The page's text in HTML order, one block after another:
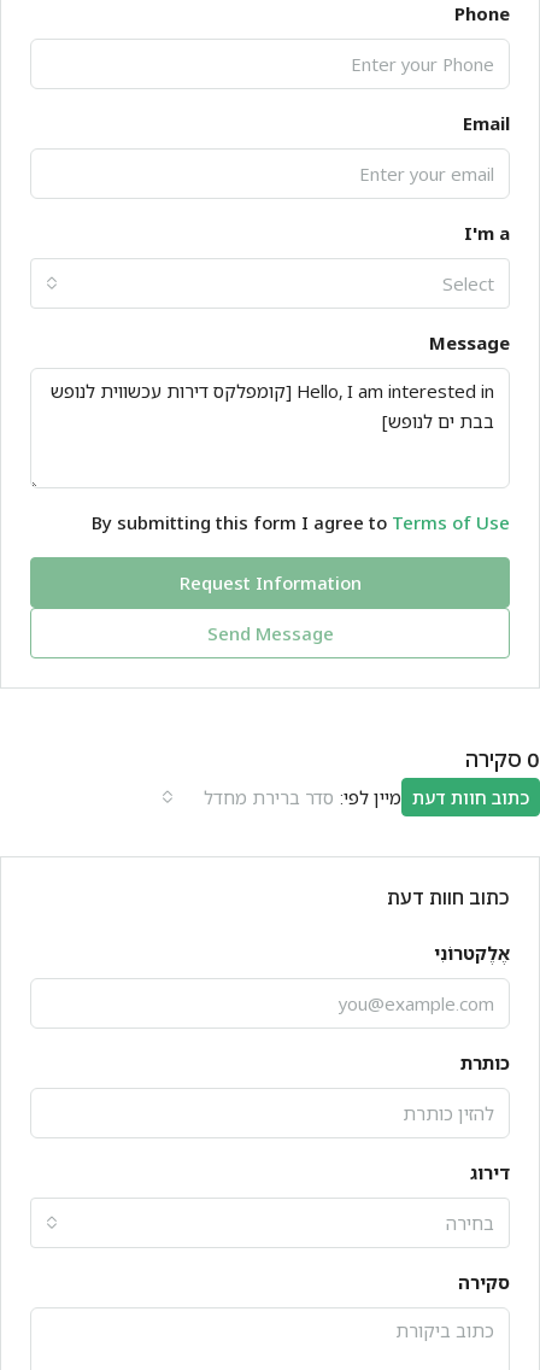
Phone
Email
I'm a
Select
Message
By submitting this form I agree to Terms of Use
Request Information
Send Message
0 סקירה
מיין לפי: סדר ברירת מחדל כתוב חוות דעת
כתוב חוות דעת
אֶלֶקטרוֹנִי
כותרת
דירוג
בחירה
סקירה